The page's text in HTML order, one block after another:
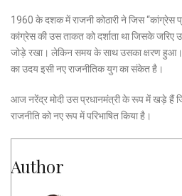
1960 के दशक में राजनी कोठारी ने जिस “कांग्रेस
कांग्रेस की उस ताकत को दर्शाता था जिसके
जोड़े रखा। लेकिन समय के साथ उसका क्षरण हुआ।
का उदय इसी नए राजनीतिक युग का संकेत है।
आज नरेंद्र मोदी उस प्रधानमंत्री के रूप में खड़े हैं
राजनीति को नए रूप में परिभाषित किया है।
Author